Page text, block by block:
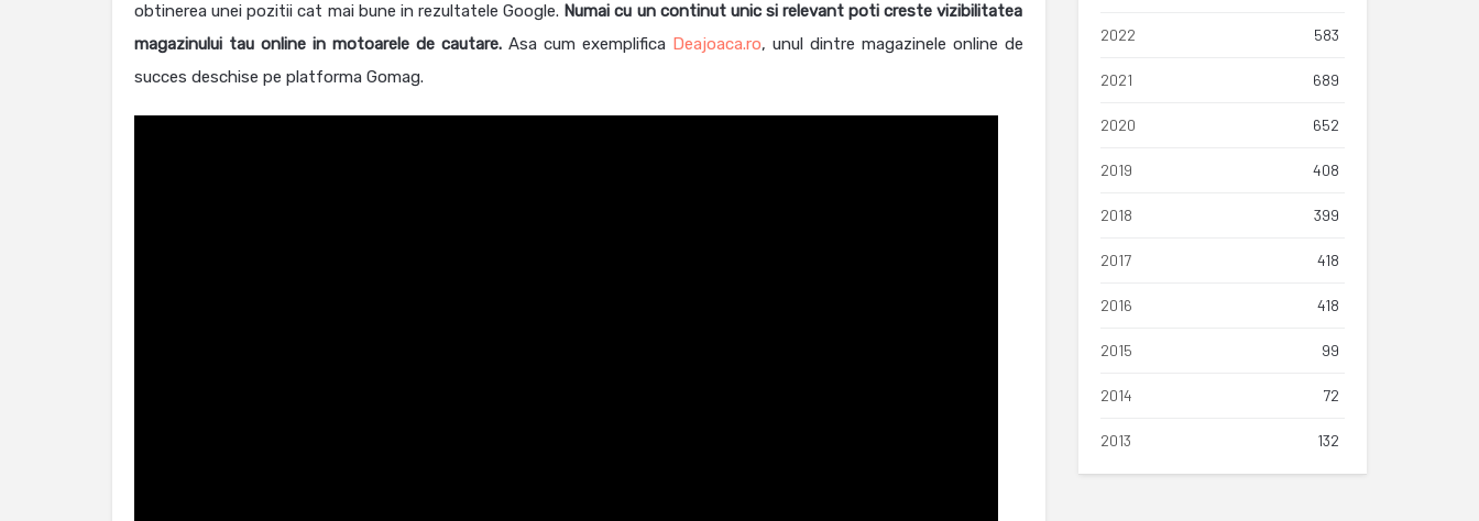
obtinerea unei pozitii cat mai bune in rezultatele Google. Numai cu un continut unic si relevant poti creste vizibilitatea
magazinului tau online in motoarele de cautare. Asa cum exemplifica Deajoaca.ro, unul dintre magazinele online de
succes deschise pe platforma Gomag.
2022 583
2021 689
2020 652
2019 408
2018 399
2017 418
2016 418
2015 99
2014 72
2013 132